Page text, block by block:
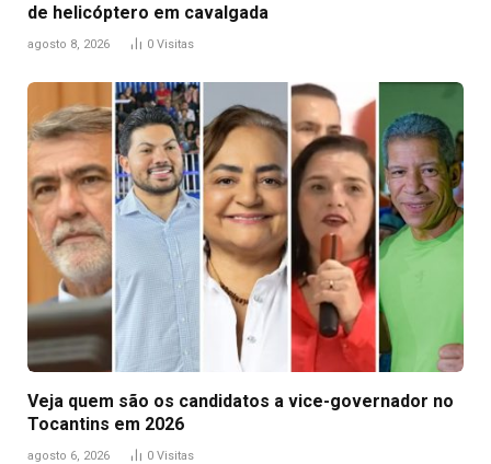
de helicóptero em cavalgada
agosto 8, 2026 0 Visitas
Veja quem são os candidatos a vice-governador no
Tocantins em 2026
agosto 6, 2026 0 Visitas